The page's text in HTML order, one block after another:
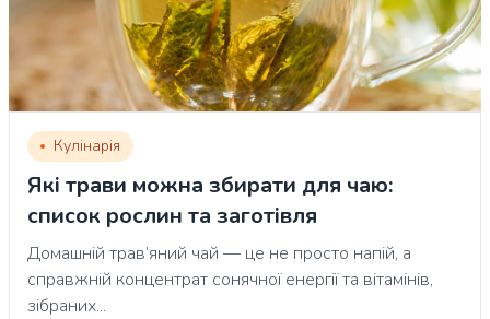
Кулінарія
Які трави можна збирати для чаю:
список рослин та заготівля
Домашній трав’яний чай — це не просто напій, а
справжній концентрат сонячної енергії та вітамінів,
зібраних...